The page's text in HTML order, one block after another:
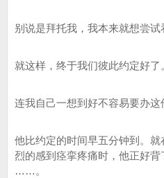
别说是拜托我，我本来就想尝
就这样，终于我们彼此约定好了
连我自己一想到好不容易要办这
他比约定的时间早五分钟到。
烈的感到痉挛疼痛时，他正好背
……。